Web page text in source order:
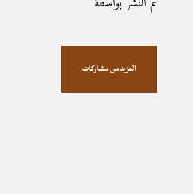
المزيد من مشاركات